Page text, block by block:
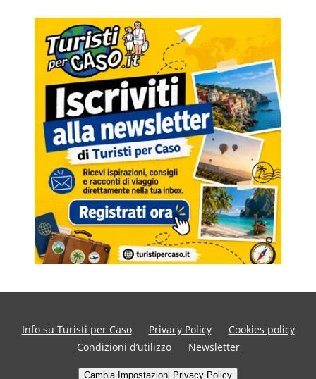
Info su Turisti per Caso Privacy Policy
Cookies policy
Condizioni d’utilizzo
Newsletter
Cambia Impostazioni Privacy Policy